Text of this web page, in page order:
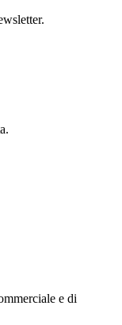
e di